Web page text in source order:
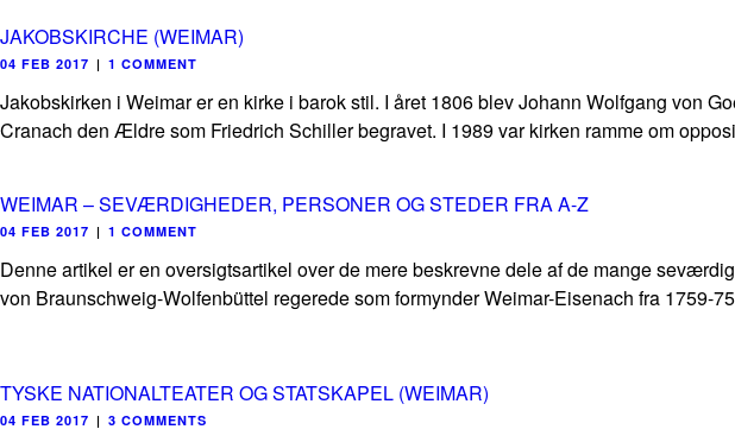
JAKOBSKIRCHE (WEIMAR)
04 FEB 2017 | 1 COMMENT
Jakobskirken i Weimar er en kirke i barok stil. I året 1806 blev Johann Wolfgang von
Cranach den Ældre som Friedrich Schiller begravet. I 1989 var kirken ramme om
WEIMAR – SEVÆRDIGHEDER, PERSONER OG STEDER FRA A-Z
04 FEB 2017 | 1 COMMENT
Denne artikel er en oversigtsartikel over de mere beskrevne dele af de mange
von Braunschweig-Wolfenbüttel regerede som formynder Weimar-Eisenach fra 1759-
TYSKE NATIONALTEATER OG STATSKAPEL (WEIMAR)
04 FEB 2017 | 3 COMMENTS